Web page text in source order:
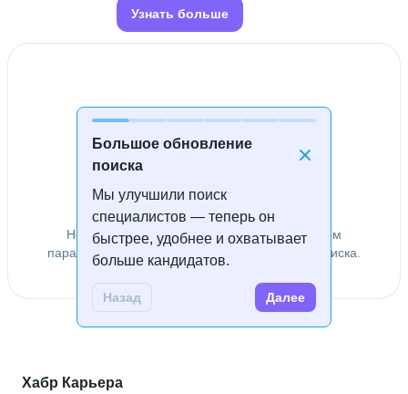
Большое обновление
поиска
Мы улучшили поиск
специалистов — теперь он
быстрее, удобнее и охватывает
больше кандидатов.
Назад Далее
Узнать больше
Специалисты не найдены
Не удалось найти специалистов по заданным
параметрам. Попробуйте изменить условия поиска.
Хабр Карьера